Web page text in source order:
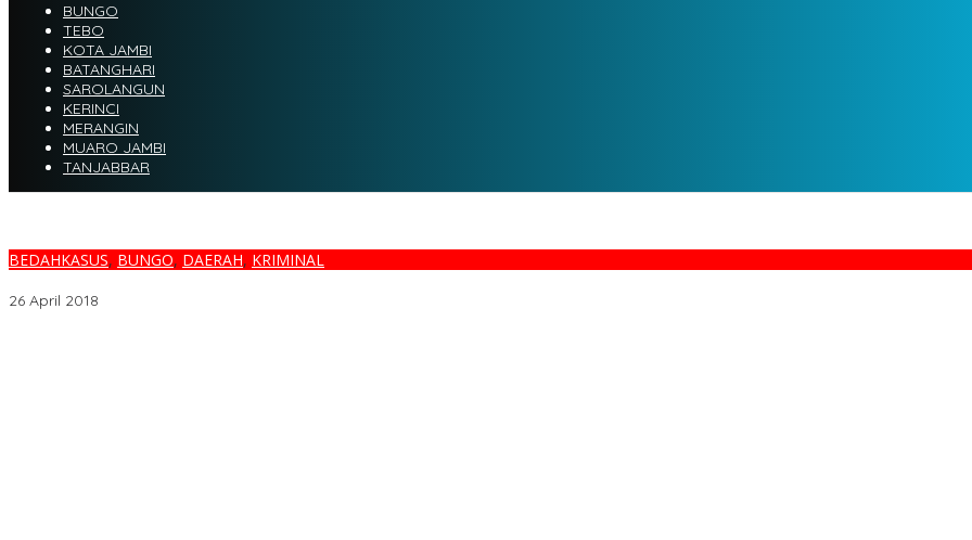
BUNGO
TEBO
KOTA JAMBI
BATANGHARI
SAROLANGUN
KERINCI
MERANGIN
MUARO JAMBI
TANJABBAR
BEDAHKASUS, BUNGO, DAERAH, KRIMINAL
26 April 2018